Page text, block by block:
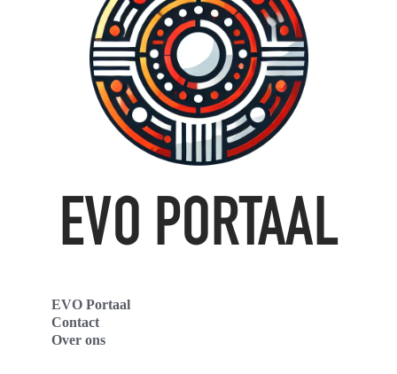
EVO Portaal
Contact
Over ons